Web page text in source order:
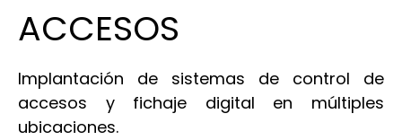
ACCESOS
Implantación de sistemas de control de
accesos y fichaje digital en múltiples
ubicaciones.